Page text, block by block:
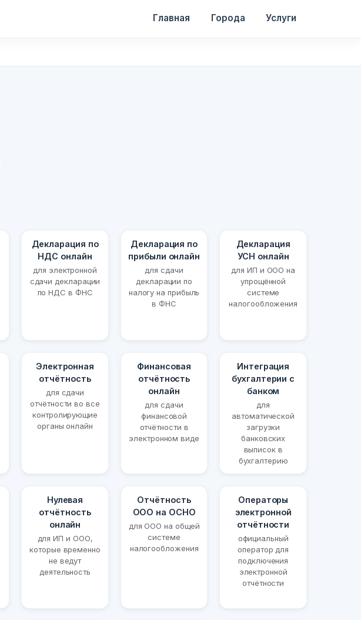
Главная Города Услуги
Декларация по
НДС онлайн
для электронной
сдачи декларации
по НДС в ФНС
Декларация по
прибыли онлайн
для сдачи
декларации по
налогу на прибыль
в ФНС
Декларация
УСН онлайн
для ИП и ООО на
упрощённой
системе
налогообложения
Электронная
отчётность
для сдачи
отчётности во все
контролирующие
органы онлайн
Финансовая
отчётность
онлайн
для сдачи
финансовой
отчётности в
электронном виде
Интеграция
бухгалтерии с
банком
для
автоматической
загрузки
банковских
выписок в
бухгалтерию
Нулевая
отчётность
онлайн
для ИП и ООО,
которые временно
не ведут
деятельность
Отчётность
ООО на ОСНО
для ООО на общей
системе
налогообложения
Операторы
электронной
отчётности
официальный
оператор для
подключения
электронной
отчётности